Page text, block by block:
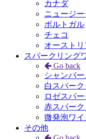
カナダ
ニュージー
ポルトガル
チェコ
オーストリ
スパークリング
Go back
シャンパー
白スパー
ロゼスパ
赤スパー
微発泡ワイ
その他